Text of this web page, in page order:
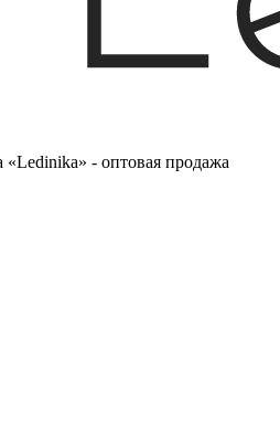
- оптовая продажа